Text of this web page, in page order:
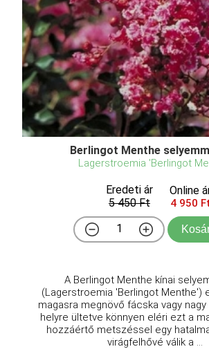
Berlingot Menthe
Lagerstroemia 'Berlingot
Eredeti ár
5 450 Ft
Online
4 950 Ft
A Berlingot Menthe kínai
(Lagerstroemia 'Berlingot Menthe')
magasra megnövő fácska vagy
helyre ültetve könnyen eléri ezt a
hozzáértő metszéssel egy
virágfelhővé válik a ...